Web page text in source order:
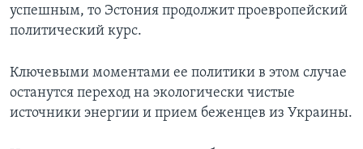
успешным, то Эстония продолжит проевропейский
политический курс.
Ключевыми моментами ее политики в этом случае
останутся переход на экологически чистые
источники энергии и прием беженцев из Украины.